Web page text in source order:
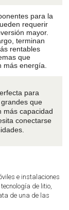
para la
requerir
mayor.
terminan
rentables
que
más energía.
para
que
más capacidad
conectarse
e instalaciones
de litio,
de una de las